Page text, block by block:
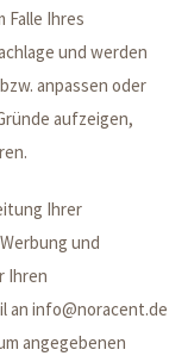
Ihres
und werden
anpassen oder
aufzeigen,
Ihrer
und
Ihren
an info@noracent.de
angegebenen